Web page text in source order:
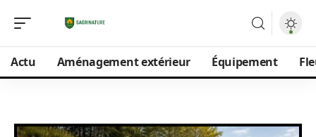
Actu Aménagement extérieur Équipement